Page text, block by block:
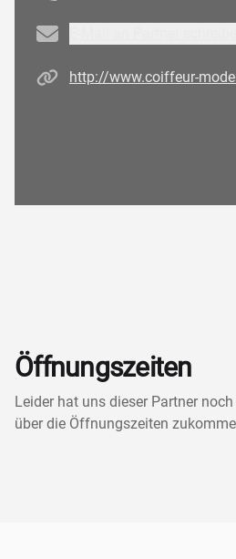
Email
Homepagehttp://www.coiffeur-
Öffnungszeiten
Leider hat uns dieser Partner
über die Öffnungszeiten